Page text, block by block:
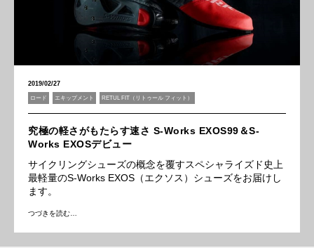
2019/02/27
ロード エキップメント RETUL FIT（リトゥール フィット）
究極の軽さがもたらす速さ S-Works EXOS99＆S-
Works EXOSデビュー
サイクリングシューズの概念を覆すスペシャライズド史上
最軽量のS-Works EXOS（エクソス）シューズをお届けし
ます。
つづきを読む…